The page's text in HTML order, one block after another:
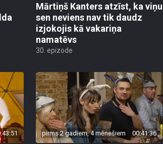
Mārtiņš Kanters atzīst, ka viņu
sen neviens nav tik daudz
izjokojis kā vakariņa
namatēvs
30. epizode
pirms 2 gadiem, 4 mēnešiem 00:41:36